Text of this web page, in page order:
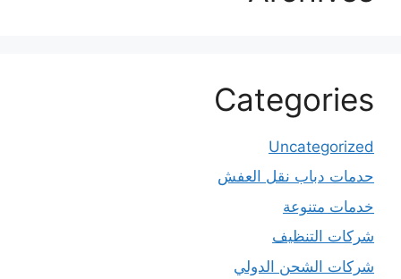
Categories
Uncategorized
حدمات دباب نقل العفش
خدمات متنوعة
شركات التنظيف
شركات الشحن الدولي